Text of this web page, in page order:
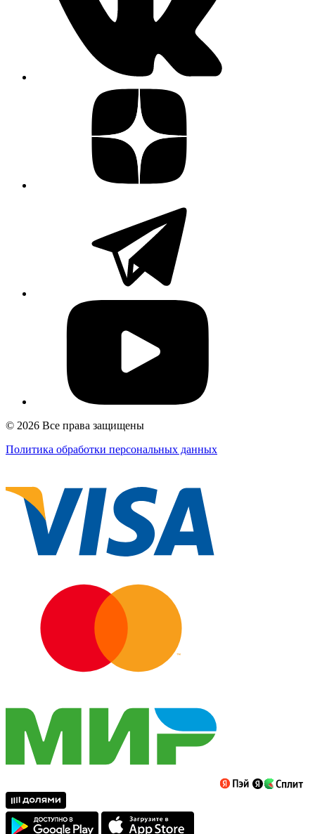
© 2026 Все права защищены
Политика обработки персональных данных